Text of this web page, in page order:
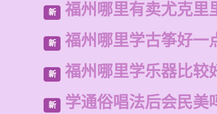
新 福州哪里有卖尤克里
新 福州哪里学古筝好一
新 福州哪里学乐器比较
新 学通俗唱法后会民美